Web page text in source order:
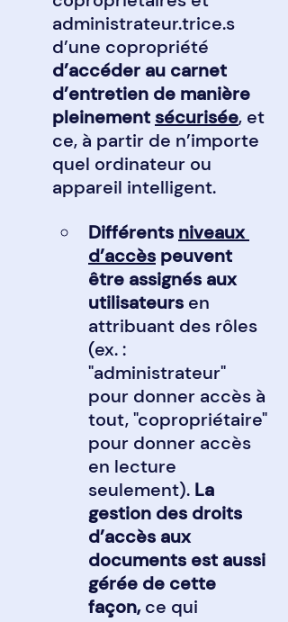
administrateur.trice.s
d’une copropriété
d’accéder au carnet
d’entretien de manière
pleinement sécurisée, et
ce, à partir de n’importe
quel ordinateur ou
appareil intelligent.
Différents niveaux
d’accès peuvent
être assignés aux
utilisateurs en
attribuant des rôles
(ex. :
"administrateur"
pour donner accès à
tout, "copropriétaire"
pour donner accès
en lecture
seulement). La
gestion des droits
d’accès aux
documents est aussi
gérée de cette
façon, ce qui